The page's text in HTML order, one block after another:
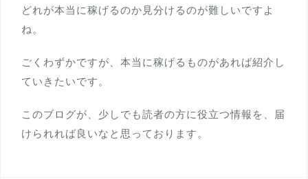
どれが本当に稼げるのか見分けるのが難しいですよ
ね。
ごくわずかですが、本当に稼げるものがあれば紹介し
ていきたいです。
このブログが、少しでも読者の方に役立つ情報を、届
けられれば良いなと思っております。